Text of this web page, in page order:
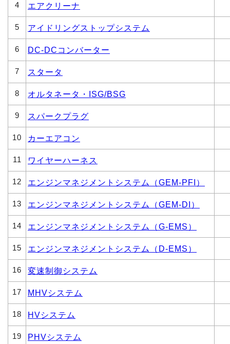
4 エアクリーナ
5 アイドリングストップシステム
6 DC-DCコンバーター
7 スタータ
8 オルタネータ・ISG/BSG
9 スパークプラグ
10 カーエアコン
11 ワイヤーハーネス
12 エンジンマネジメントシステム（GEM-PFI）
13 エンジンマネジメントシステム（GEM-DI）
14 エンジンマネジメントシステム（G-EMS）
15 エンジンマネジメントシステム（D-EMS）
16 変速制御システム
17 MHVシステム
18 HVシステム
19 PHVシステム